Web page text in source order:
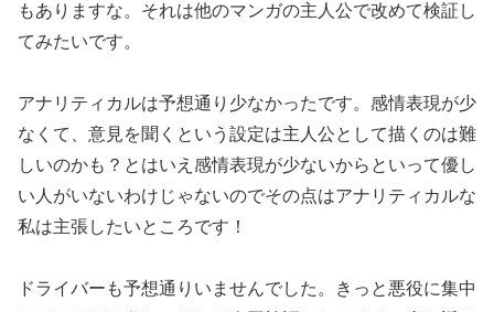
もありますな。それは他のマンガの主人公で改めて検証し
てみたいです。
アナリティカルは予想通り少なかったです。感情表現が少
なくて、意見を聞くという設定は主人公として描くのは難
しいのかも？とはいえ感情表現が少ないからといって優し
い人がいないわけじゃないのでその点はアナリティカルな
私は主張したいところです！
ドライバーも予想通りいませんでした。きっと悪役に集中